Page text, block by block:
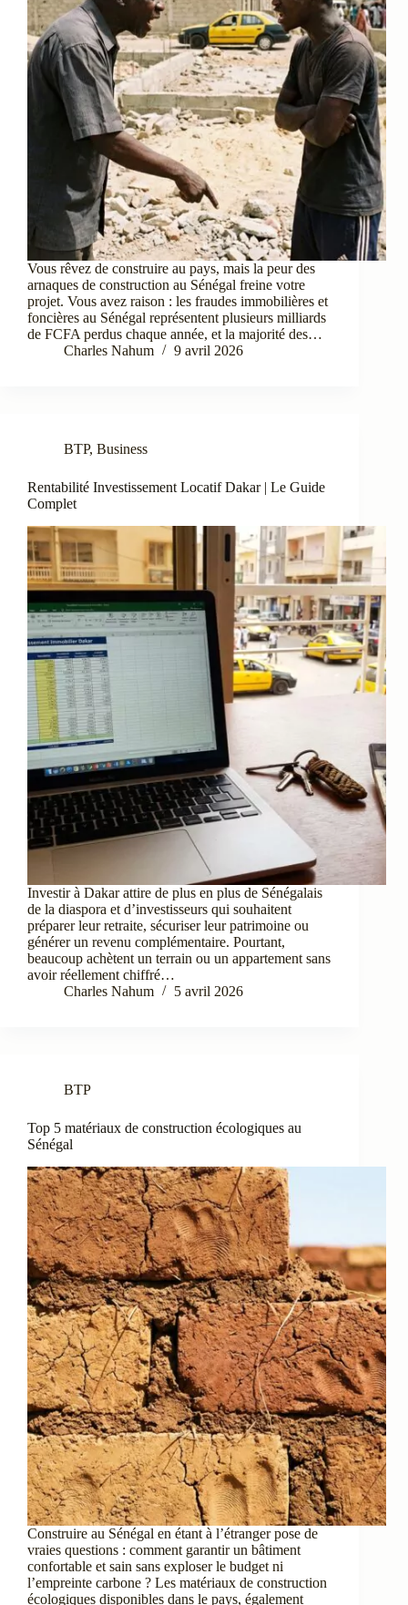
Vous rêvez de construire au pays, mais la peur des
arnaques de construction au Sénégal freine votre
projet. Vous avez raison : les fraudes immobilières et
foncières au Sénégal représentent plusieurs milliards
de FCFA perdus chaque année, et la majorité des…
Charles Nahum
9 avril 2026
BTP, Business
Rentabilité Investissement Locatif Dakar | Le Guide
Complet
Investir à Dakar attire de plus en plus de Sénégalais
de la diaspora et d’investisseurs qui souhaitent
préparer leur retraite, sécuriser leur patrimoine ou
générer un revenu complémentaire. Pourtant,
beaucoup achètent un terrain ou un appartement sans
avoir réellement chiffré…
Charles Nahum
5 avril 2026
BTP
Top 5 matériaux de construction écologiques au
Sénégal
Construire au Sénégal en étant à l’étranger pose de
vraies questions : comment garantir un bâtiment
confortable et sain sans exploser le budget ni
l’empreinte carbone ? Les matériaux de construction
écologiques disponibles dans le pays, également